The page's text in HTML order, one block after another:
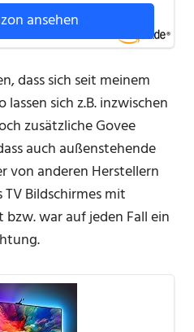
ansehen
dass sich seit meinem
sich z.B. inzwischen
zusätzliche Govee
auch außenstehende
von anderen Herstellern
Bildschirmes mit
war auf jeden Fall ein